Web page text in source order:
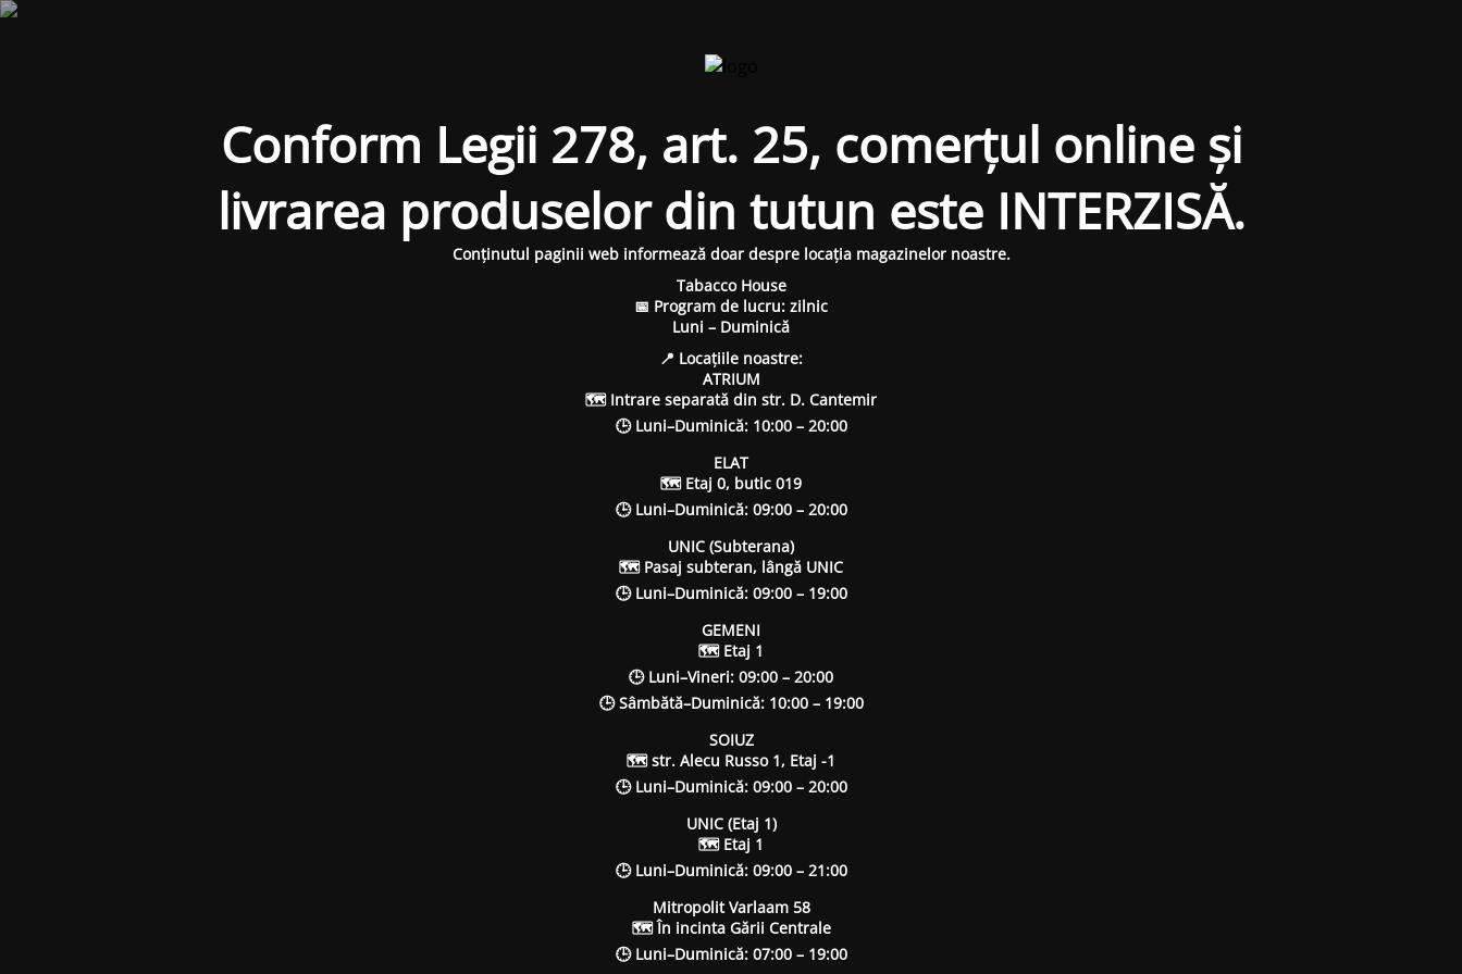
Conform Legii 278, art. 25, comerțul online și
livrarea produselor din tutun este INTERZISĂ.
Conținutul paginii web informează doar despre locația magazinelor noastre.
Tabacco House
📅 Program de lucru: zilnic
Luni – Duminică
📍 Locațiile noastre:
ATRIUM
🗺 Intrare separată din str. D. Cantemir
🕒 Luni–Duminică: 10:00 – 20:00
ELAT
🗺 Etaj 0, butic 019
🕒 Luni–Duminică: 09:00 – 20:00
UNIC (Subterana)
🗺 Pasaj subteran, lângă UNIC
🕒 Luni–Duminică: 09:00 – 19:00
GEMENI
🗺 Etaj 1
🕒 Luni–Vineri: 09:00 – 20:00
🕒 Sâmbătă–Duminică: 10:00 – 19:00
SOIUZ
🗺 str. Alecu Russo 1, Etaj -1
🕒 Luni–Duminică: 09:00 – 20:00
UNIC (Etaj 1)
🗺 Etaj 1
🕒 Luni–Duminică: 09:00 – 21:00
Mitropolit Varlaam 58
🗺 În incinta Gării Centrale
🕒 Luni–Duminică: 07:00 – 19:00